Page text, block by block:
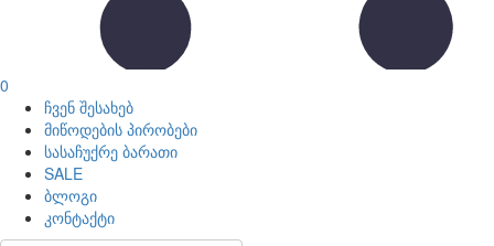
0
ჩვენ შესახებ
მიწოდების პირობები
სასაჩუქრე ბარათი
SALE
ბლოგი
კონტაქტი